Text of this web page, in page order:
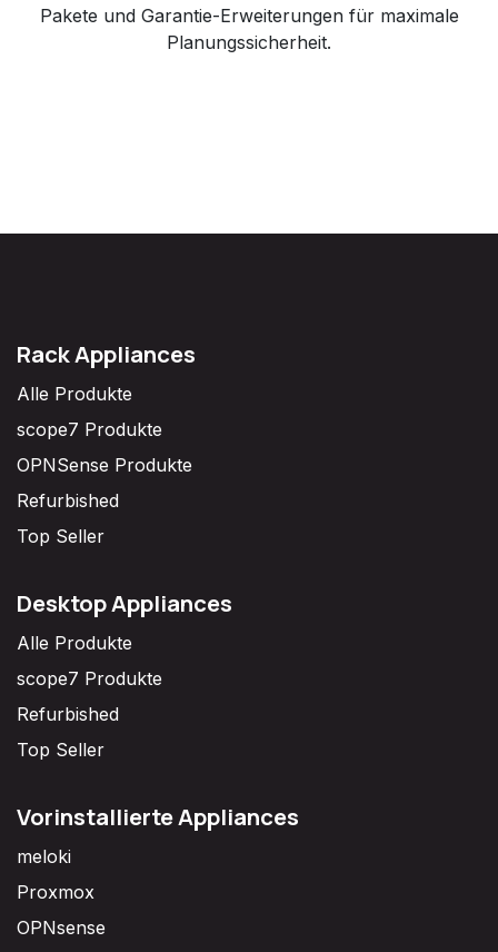
Pakete und Garantie-Erweiterungen für maximale
Planungssicherheit.
Rack Appliances
Alle Produkte
scope7 Produkte
OPNSense Produkte
Refurbished
Top Seller
Desktop Appliances
Alle Produkte
scope7 Produkte
Refurbished
Top Seller
Vorinstallierte Appliances
meloki
Proxmox
OPNsense